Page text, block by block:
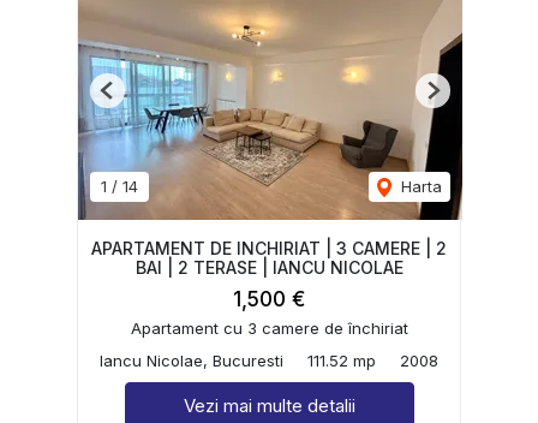
1 / 14 Harta
Previous Next
APARTAMENT DE INCHIRIAT | 3 CAMERE | 2
BAI | 2 TERASE | IANCU NICOLAE
1,500 €
Apartament cu 3 camere de închiriat
Iancu Nicolae, Bucuresti
111.52 mp 2008
Vezi mai multe detalii